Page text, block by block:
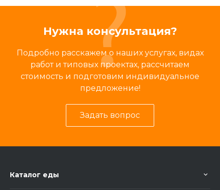
Нужна консультация?
Подробно расскажем о наших услугах, видах
работ и типовых проектах, рассчитаем
стоимость и подготовим индивидуальное
предложение!
Задать вопрос
Каталог еды